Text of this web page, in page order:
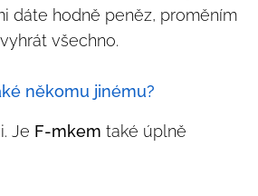
dáte hodně peněz, proměním
všechno.
někomu jinému?
Je F-mkem také úplně